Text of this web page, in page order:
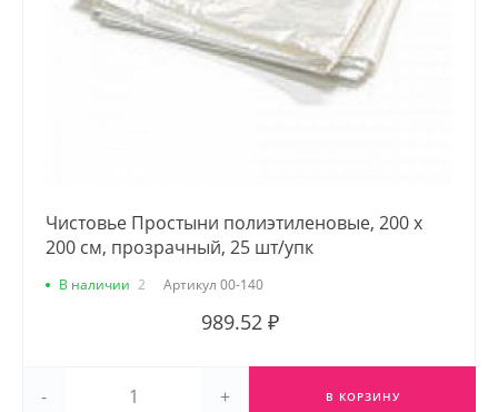
Чистовье Простыни полиэтиленовые, 200 х
200 см, прозрачный, 25 шт/упк
В наличии 2 Артикул 00-140
989.52 ₽
- + В КОРЗИНУ